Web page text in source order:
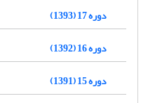
دوره 17 (1393)
دوره 16 (1392)
دوره 15 (1391)